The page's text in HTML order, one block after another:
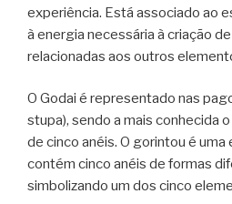
experiência. Está associado ao
à energia necessária à criação
relacionadas aos outros
O Godai é representado nas
stupa), sendo a mais conhecida
de cinco anéis. O gorintou é
contém cinco anéis de formas
simbolizando um dos cinco